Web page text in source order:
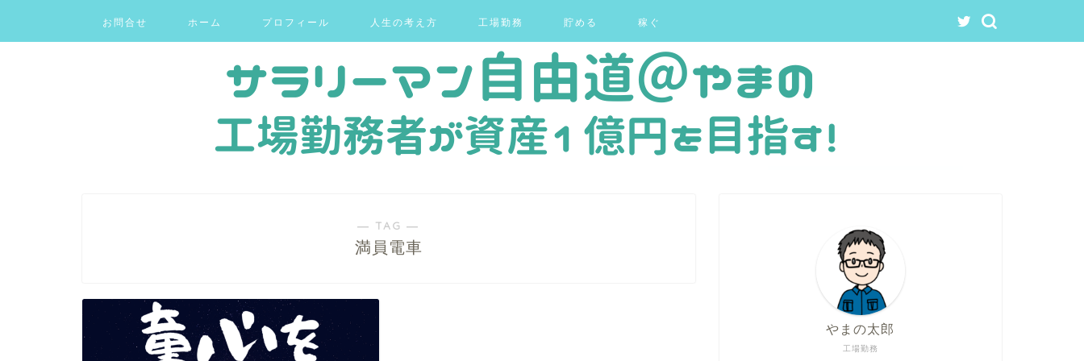
お問合せ ホーム プロフィール 人生の考え方 工場勤務 貯める 稼ぐ
― TAG ―
満員電車
工場勤務
やまの太郎